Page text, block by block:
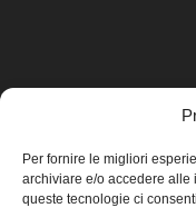
Per fornire le migliori
archiviare e/o accedere alle
queste tecnologie ci
Home